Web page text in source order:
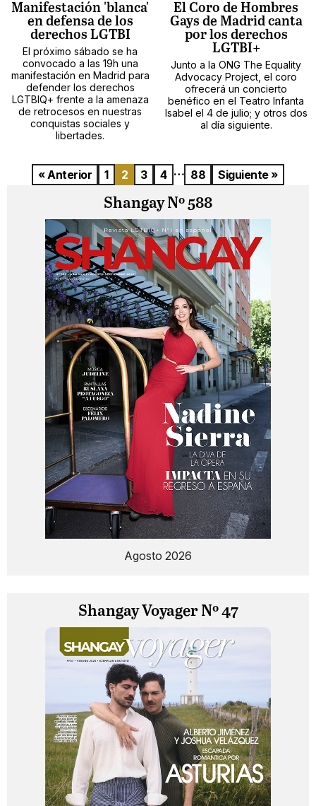
Manifestación 'blanca'
en defensa de los
derechos LGTBI
El próximo sábado se ha
convocado a las 19h una
manifestación en Madrid para
defender los derechos
LGTBIQ+ frente a la amenaza
de retrocesos en nuestras
conquistas sociales y
libertades.
El Coro de Hombres
Gays de Madrid canta
por los derechos
LGTBI+
Junto a la ONG The Equality
Advocacy Project, el coro
ofrecerá un concierto
benéfico en el Teatro Infanta
Isabel el 4 de julio; y otros dos
al día siguiente.
« Anterior 1 2 3 4 … 88 Siguiente »
Shangay Nº 588
Agosto 2026
Shangay Voyager Nº 47